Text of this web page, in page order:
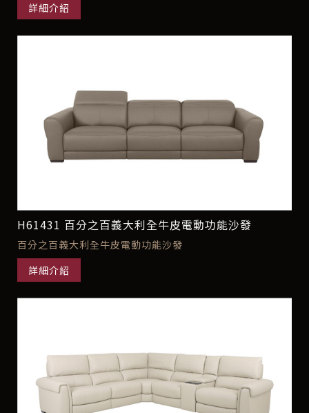
詳細介紹
H61431 百分之百義大利全牛皮電動功能沙發
百分之百義大利全牛皮電動功能沙發
詳細介紹